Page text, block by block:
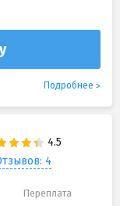
Подробнее
4
Переплата